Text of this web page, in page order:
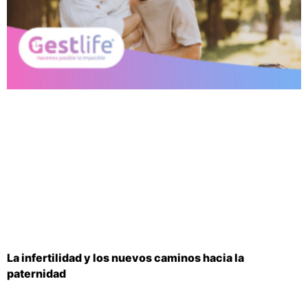
La infertilidad y los nuevos caminos hacia la
paternidad